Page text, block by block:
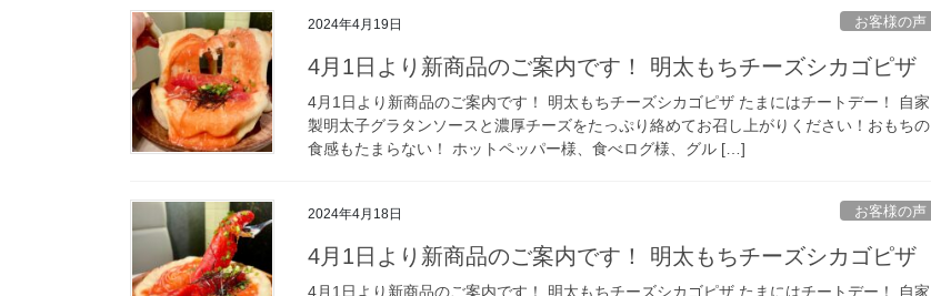
2024年4月19日 お客様の声
4月1日より新商品のご案内です！ 明太もちチーズシカゴピザ
4月1日より新商品のご案内です！ 明太もちチーズシカゴピザ たまにはチートデー！ 自家
製明太子グラタンソースと濃厚チーズをたっぷり絡めてお召し上がりください！おもちの
食感もたまらない！ ホットペッパー様、食べログ様、グル […]
2024年4月18日 お客様の声
4月1日より新商品のご案内です！ 明太もちチーズシカゴピザ
4月1日より新商品のご案内です！ 明太もちチーズシカゴピザ たまにはチートデー！ 自家